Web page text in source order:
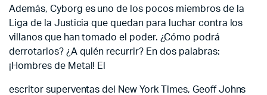
Además, Cyborg es uno de los pocos miembros de la
Liga de la Justicia que quedan para luchar contra los
villanos que han tomado el poder. ¿Cómo podrá
derrotarlos? ¿A quién recurrir? En dos palabras:
¡Hombres de Metal! El
escritor superventas del New York Times, Geoff Johns